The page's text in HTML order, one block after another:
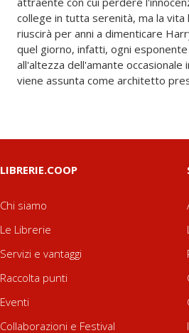
college in tutta serenità, ma la
riuscirà per anni a dimenticare
quel giorno, infatti, ogni
all'altezza dell'amante occasionale
viene assunta come architetto
emotivo, Madison si sentirà
di provare a realizzare davvero i
stessa da parte. Perché per
senza dimenticare che è
LIBRERIE.COOP
Chi siamo
Le Librerie
Servizi e vantaggi
Raccolta punti
Eventi
Collaborazioni e Festival